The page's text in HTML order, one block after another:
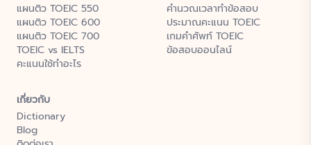
แผนติว TOEIC 550
แผนติว TOEIC 600
แผนติว TOEIC 700
TOEIC vs IELTS
คะแนนใช้ทำอะไร
คำนวณเวลาทำข้อสอบ
ประมาณคะแนน TOEIC
เกมคำศัพท์ TOEIC
ข้อสอบออนไลน์
เกี่ยวกับ
Dictionary
Blog